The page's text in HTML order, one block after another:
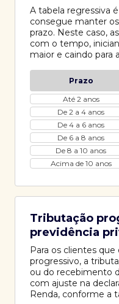
A tabela regressiva
consegue manter
prazo. Neste caso,
com o tempo,
maior e caindo para
Prazo
Até 2 anos
De 2 a 4 anos
De 4 a 6 anos
De 6 a 8 anos
De 8 a 10 anos
Acima de 10 anos
Tributação
previdência
Para os clientes
progressivo, a
ou do recebimento
com ajuste na
Renda, conforme a